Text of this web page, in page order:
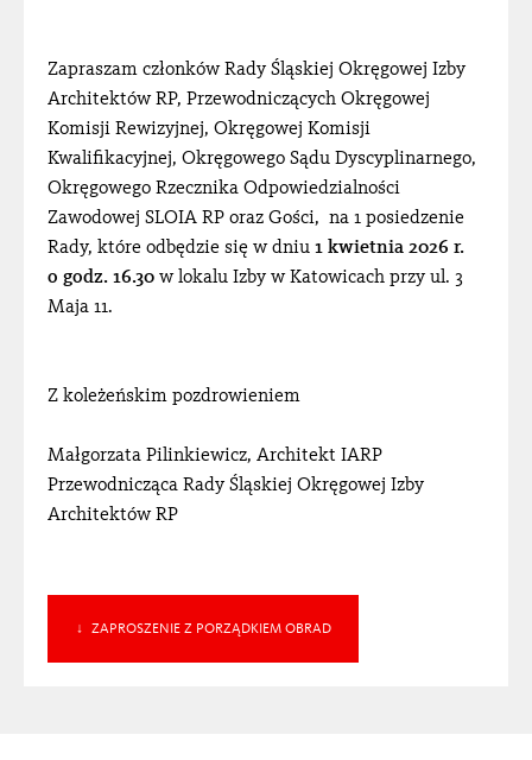
OROZ
ZESPÓŁ – RZECZOZNAWCÓW
Zapraszam członków Rady Śląskiej Okręgowej Izby
Architektów RP, Przewodniczących Okręgowej
Komisji Rewizyjnej, Okręgowej Komisji
Kwalifikacyjnej, Okręgowego Sądu Dyscyplinarnego,
Okręgowego Rzecznika Odpowiedzialności
Zawodowej SLOIA RP oraz Gości, na 1 posiedzenie
Rady, które odbędzie się w dniu 1 kwietnia 2026 r.
o godz. 16.30 w lokalu Izby w Katowicach przy ul. 3
Maja 11.
Z koleżeńskim pozdrowieniem
Małgorzata Pilinkiewicz, Architekt IARP
Przewodnicząca Rady Śląskiej Okręgowej Izby
Architektów RP
ZAPROSZENIE Z PORZĄDKIEM OBRAD